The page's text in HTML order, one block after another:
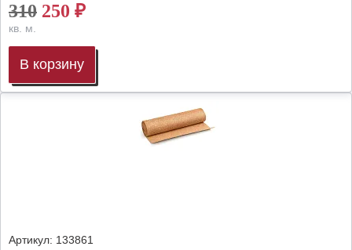
310 250 ₽
кв. м.
В корзину
Артикул: 133861